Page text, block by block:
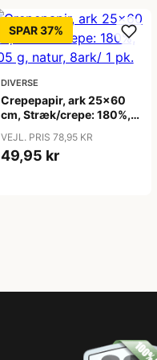
SPAR 37%
DIVERSE
Crepepapir, ark 25x60
cm, Stræk/crepe: 180%,
VEJL. PRIS 78,95 KR
49,95 kr